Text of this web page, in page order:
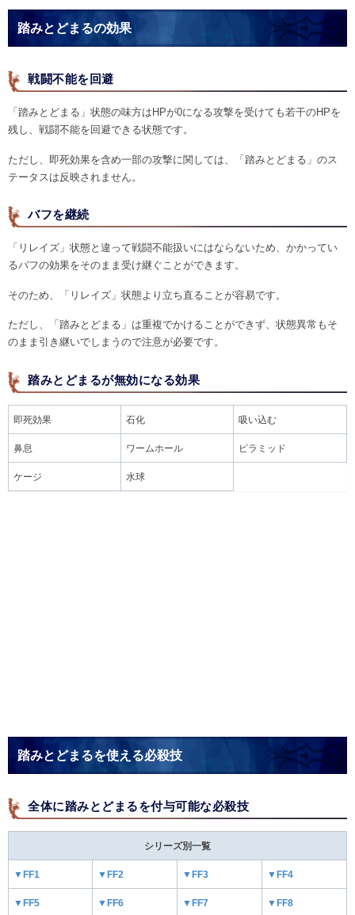
踏みとどまるの効果
戦闘不能を回避
「踏みとどまる」状態の味方はHPが0になる攻撃を受けても若干のHPを
残し、戦闘不能を回避できる状態です。
ただし、即死効果を含め一部の攻撃に関しては、「踏みとどまる」のス
テータスは反映されません。
バフを継続
「リレイズ」状態と違って戦闘不能扱いにはならないため、かかってい
るバフの効果をそのまま受け継ぐことができます。
そのため、「リレイズ」状態より立ち直ることが容易です。
ただし、「踏みとどまる」は重複でかけることができず、状態異常もそ
のまま引き継いでしまうので注意が必要です。
踏みとどまるが無効になる効果
即死効果 石化 吸い込む
鼻息 ワームホール ピラミッド
ケージ 水球
踏みとどまるを使える必殺技
全体に踏みとどまるを付与可能な必殺技
シリーズ別一覧
▼FF1 ▼FF2 ▼FF3 ▼FF4
▼FF5 ▼FF6 ▼FF7 ▼FF8